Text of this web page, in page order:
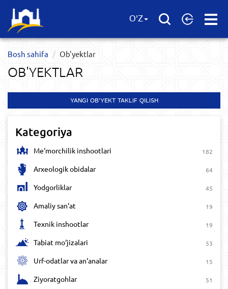
Open
O'Z
Bosh sahifa Ob'yektlar​
OB'YEKTLAR​
YANGI OB'YEKT TAKLIF QILISH
Kategoriya
Me‘morchilik inshootlari 182
Arxeologik obidalar 64
Yodgorliklar 45
Amaliy san‘at 19
Texnik inshootlar 19
Tabiat mo‘jizalari 53
Urf-odatlar va an‘analar 15
Ziyoratgohlar 51